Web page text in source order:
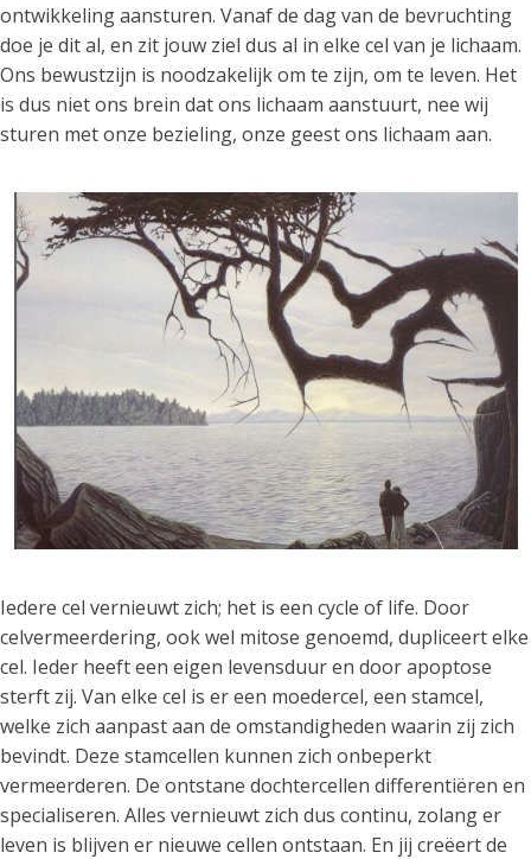
ontwikkeling aansturen. Vanaf de dag van de bevruchting
doe je dit al, en zit jouw ziel dus al in elke cel van je lichaam.
Ons bewustzijn is noodzakelijk om te zijn, om te leven. Het
is dus niet ons brein dat ons lichaam aanstuurt, nee wij
sturen met onze bezieling, onze geest ons lichaam aan.
Iedere cel vernieuwt zich; het is een cycle of life. Door
celvermeerdering, ook wel mitose genoemd, dupliceert elke
cel. Ieder heeft een eigen levensduur en door apoptose
sterft zij. Van elke cel is er een moedercel, een stamcel,
welke zich aanpast aan de omstandigheden waarin zij zich
bevindt. Deze stamcellen kunnen zich onbeperkt
vermeerderen. De ontstane dochtercellen differentiëren en
specialiseren. Alles vernieuwt zich dus continu, zolang er
leven is blijven er nieuwe cellen ontstaan. En jij creëert de